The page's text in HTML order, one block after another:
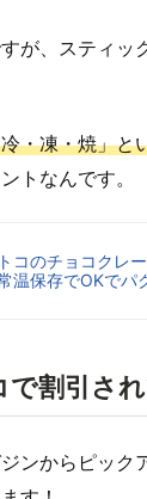
が、スティッ
・凍・焼」と
トなんです。
コのチョコクレ
温保存でOKでパ
で割引さ
ンからピック